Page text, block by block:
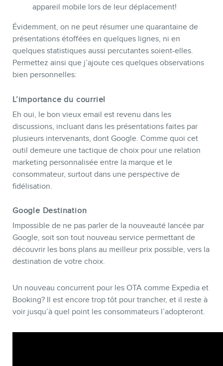
appareil mobile lors de leur déplacement!
Évidemment, on ne peut résumer une quarantaine de
présentations étoffées en quelques lignes, ni en
quelques statistiques aussi percutantes soient-elles.
Permettez ainsi que j’ajoute ces quelques observations
bien personnelles:
L’importance du courriel
Eh oui, le bon vieux email est revenu dans les
discussions, incluant dans les présentations faites par
plusieurs intervenants, dont Google. Comme quoi cet
outil demeure une tactique de choix pour une relation
marketing personnalisée entre la marque et le
consommateur, surtout dans une perspective de
fidélisation.
Google Destination
Impossible de ne pas parler de la nouveauté lancée par
Google, soit son tout nouveau service permettant de
découvrir les bons plans au meilleur prix possible, vers la
destination de votre choix.
Un nouveau concurrent pour les OTA comme Expedia et
Booking? Il est encore trop tôt pour trancher, et il reste à
voir jusqu’à quel point les consommateurs l’adopteront.